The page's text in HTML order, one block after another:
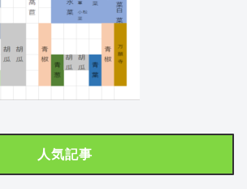
人気記事